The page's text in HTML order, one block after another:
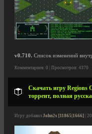
v0.710. Список изменений
Комментариев: 0 | Просмотров: 4370
Скачать игру Regions
торрент, полная
Игру добавил John2s [11865|1666] |